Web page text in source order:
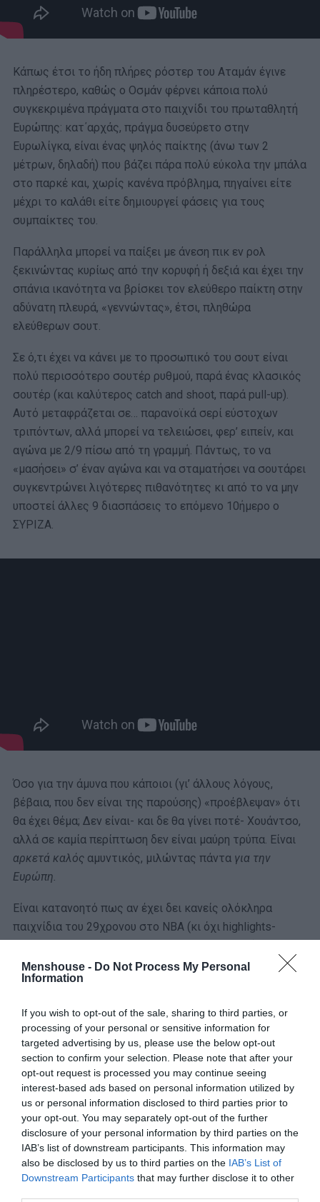
Menshouse - Do Not Process My Personal
Information
If you wish to opt-out of the sale, sharing to third parties, or
processing of your personal or sensitive information for
targeted advertising by us, please use the below opt-out
section to confirm your selection. Please note that after your
opt-out request is processed you may continue seeing
interest-based ads based on personal information utilized by
us or personal information disclosed to third parties prior to
your opt-out. You may separately opt-out of the further
disclosure of your personal information by third parties on the
IAB’s list of downstream participants. This information may
also be disclosed by us to third parties on the IAB’s List of
Downstream Participants that may further disclose it to other
Κάπως έτσι το ήδη πλήρες ρόστερ του Αταμάν έγινε
πληρέστερο, καθώς ο Οσμάν φέρνει κάποια πολύ
συγκεκριμένα πράγματα στο παιχνίδι του πρωταθλητή
Ευρώπης: κατ΄αρχάς, πράγμα δυσεύρετο στην
Ευρωλίγκα, είναι ένας ψηλός παίκτης (άνω των 2
μέτρων, δηλαδή) που βάζει πάρα πολύ εύκολα την μπάλα
στο παρκέ και, χωρίς κανένα πρόβλημα, πηγαίνει είτε
μέχρι το καλάθι είτε δημιουργεί φάσεις για τους
συμπαίκτες του.
Παράλληλα μπορεί να παίξει με άνεση πικ εν ρολ
ξεκινώντας κυρίως από την κορυφή ή δεξιά και έχει την
σπάνια ικανότητα να βρίσκει τον ελεύθερο παίκτη στην
αδύνατη πλευρά, «γεννώντας», έτσι, πληθώρα
ελεύθερων σουτ.
Σε ό,τι έχει να κάνει με το προσωπικό του σουτ είναι
πολύ περισσότερο σουτέρ ρυθμού, παρά ένας κλασικός
σουτέρ (και καλύτερος catch and shoot, παρά pull-up).
Αυτό μεταφράζεται σε… παρανοϊκά σερί εύστοχων
τριπόντων, αλλά μπορεί να τελειώσει, φερ’ ειπείν, και
αγώνα με 2/9 πίσω από τη γραμμή. Πάντως, το να
«μασήσει» σ’ έναν αγώνα και να σταματήσει να σουτάρει
συγκεντρώνει λιγότερες πιθανότητες κι από το να μην
υποστεί άλλες 9 διασπάσεις το επόμενο 10ήμερο ο
ΣΥΡΙΖΑ.
Όσο για την άμυνα που κάποιοι (γι’ άλλους λόγους,
βέβαια, που δεν είναι της παρούσης) «προέβλεψαν» ότι
θα έχει θέμα; Δεν είναι- και δε θα γίνει ποτέ- Χουάντσο,
αλλά σε καμία περίπτωση δεν είναι μαύρη τρύπα. Είναι
αρκετά καλός αμυντικός, μιλώντας πάντα για την
Ευρώπη.
Είναι κατανοητό πως αν έχει δει κανείς ολόκληρα
παιχνίδια του 29χρονου στο ΝΒΑ (κι όχι highlights-
διαπιστώσει μια αδυναμία ν’ ακολουθήσει ψηλά ή να
κοντράρει ευθέως στη δύναμη παίκτες που παίζουν στη
Ναι, μόνο που στο ΝΒΑ εκεί αγωνίζεται, για παράδειγμα,
ο ΛεΜπρόν Τζέιμς που ακομη και στα 40 του είναι ένα
κτήνος εν κινήσει, ενώ εδώ θα κληθεί να μαρκάρει, ας
πούμε, τον Πίτερς- που μια χαρά παικταράς είναι το
παιδί, αλλά ΛεΜπρόν δεν πρέπει να τον έχει πει ούτε ο
ιδρυτής του φαν κλαμπ του.
Το σημαντικότερο, κατά τη γνώμη μας, της έλευσής
Οσμάν; Ότι δίνει τη δυνατότητα στον Αταμάν να παίξει